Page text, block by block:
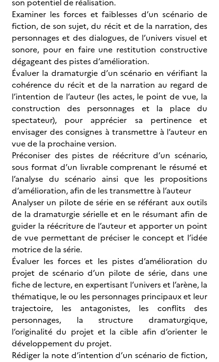
son potentiel de réalisation.
Examiner les forces et faiblesses d’un scénario de
fiction, de son sujet, du récit et de la narration, des
personnages et des dialogues, de l’univers visuel et
sonore, pour en faire une restitution constructive
dégageant des pistes d’amélioration.
Évaluer la dramaturgie d’un scénario en vérifiant la
cohérence du récit et de la narration au regard de
l’intention de l’auteur (les actes, le point de vue, la
construction des personnages et la place du
spectateur), pour apprécier sa pertinence et
envisager des consignes à transmettre à l’auteur en
vue de la prochaine version.
Préconiser des pistes de réécriture d’un scénario,
sous format d’un livrable comprenant le résumé et
l’analyse du scénario ainsi que les propositions
d’amélioration, afin de les transmettre à l’auteur
Analyser un pilote de série en se référant aux outils
de la dramaturgie sérielle et en le résumant afin de
guider la réécriture de l’auteur et apporter un point
de vue permettant de préciser le concept et l’idée
motrice de la série.
Évaluer les forces et les pistes d’amélioration du
projet de scénario d’un pilote de série, dans une
fiche de lecture, en expertisant l’univers et l’arène, la
thématique, le ou les personnages principaux et leur
trajectoire, les antagonistes, les conflits des
personnages, la structure dramaturgique,
l’originalité du projet et la cible afin d’orienter le
développement du projet.
Rédiger la note d’intention d’un scénario de fiction,